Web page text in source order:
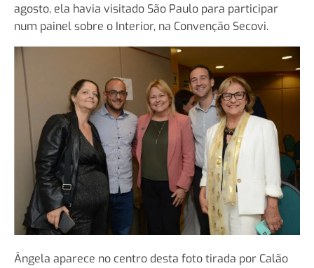
agosto, ela havia visitado São Paulo para participar
num painel sobre o Interior, na Convenção Secovi.
Ângela aparece no centro desta foto tirada por Calão